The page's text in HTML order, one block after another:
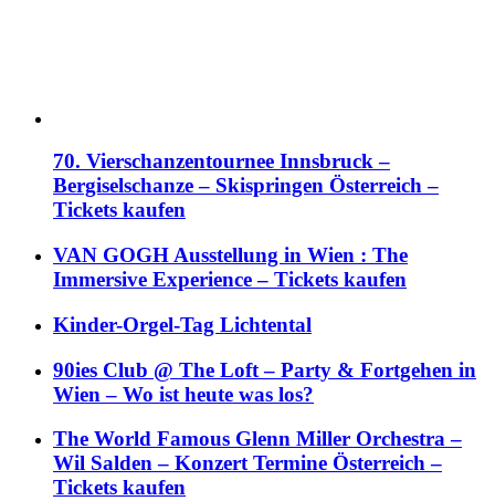
70. Vierschanzentournee Innsbruck –
Bergiselschanze – Skispringen Österreich –
Tickets kaufen
VAN GOGH Ausstellung in Wien : The
Immersive Experience – Tickets kaufen
Kinder-Orgel-Tag Lichtental
90ies Club @ The Loft – Party & Fortgehen in
Wien – Wo ist heute was los?
The World Famous Glenn Miller Orchestra –
Wil Salden – Konzert Termine Österreich –
Tickets kaufen